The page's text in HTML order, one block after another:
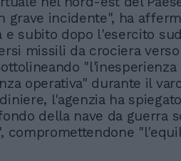
grave incidente", ha
e subito dopo l'esercito
missili da crociera
operativa" durante il
l'agenzia ha
della nave da guerra
compromettendone
Rudy Giuliani a